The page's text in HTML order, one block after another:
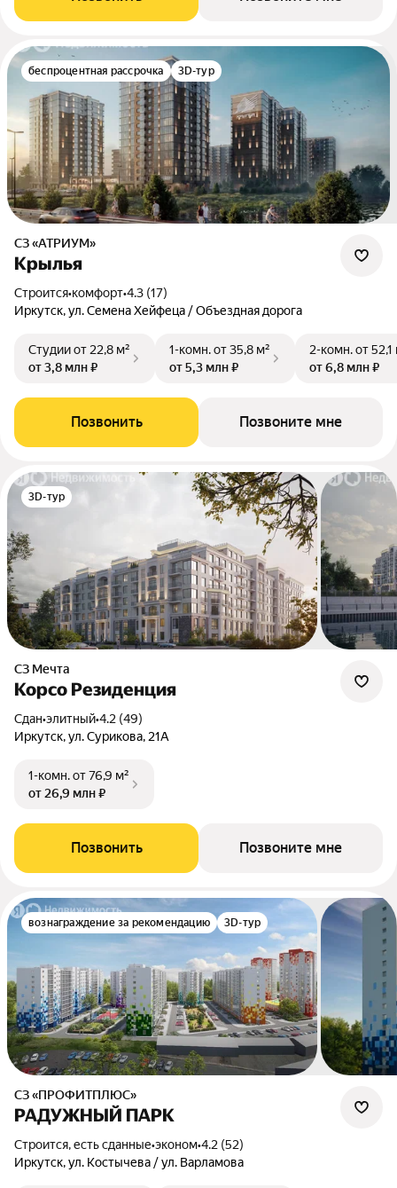
беспроцентная рассрочка 3D-тур
СЗ «АТРИУМ»
Крылья
Строится•комфорт•4.3 (17)
Иркутск, ул. Семена Хейфеца / Объездная дорога
Студииот 22,8 м²
от 3,8 млн ₽
1-комн.от 35,8 м²
от 5,3 млн ₽
2-комн.от 52,1
от 6,8 млн ₽
Позвонить Позвоните мне
3D-тур
СЗ Мечта
Корсо Резиденция
Сдан•элитный•4.2 (49)
Иркутск, ул. Сурикова, 21А
1-комн.от 76,9 м²
от 26,9 млн ₽
Позвонить Позвоните мне
вознаграждение за рекомендацию 3D-тур
СЗ «ПРОФИТПЛЮС»
РАДУЖНЫЙ ПАРК
Строится, есть сданные•эконом•4.2 (52)
Иркутск, ул. Костычева / ул. Варламова